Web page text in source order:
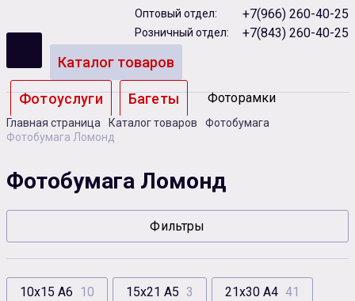
Оптовый отдел: +7(966) 260-40-25
Розничный отдел: +7(843) 260-40-25
Каталог товаров
Фотоуслуги Багеты Фоторамки
Альбомы
Бумага Чернила
Сувенирная продукция Зарядные устройства
Аксессуары
Главная страница Каталог товаров
Фотобумага
Фотобумага Ломонд
Фотобумага Ломонд
Фильтры
10х15 А6 10 15х21 А5 3 21х30 А4 41